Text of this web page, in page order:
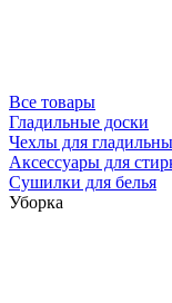
Все товары
Гладильные доски
Чехлы для
Аксессуары для
Сушилки для белья
Уборка